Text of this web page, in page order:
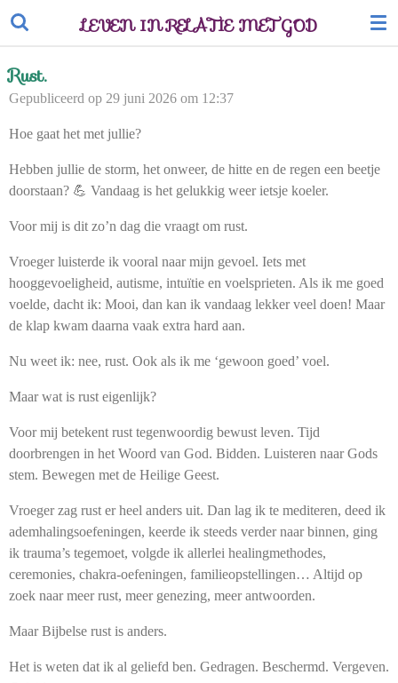
Ga
de
hoofdinhoud
LEVEN IN RELATIE MET GOD
Rust.
Gepubliceerd op 29 juni 2026 om 12:37
Hoe gaat het met jullie?
Hebben jullie de storm, het onweer, de hitte en de regen een beetje
doorstaan? 💪 Vandaag is het gelukkig weer ietsje koeler.
Voor mij is dit zo’n dag die vraagt om rust.
Vroeger luisterde ik vooral naar mijn gevoel. Iets met
hooggevoeligheid, autisme, intuïtie en voelsprieten. Als ik me goed
voelde, dacht ik: Mooi, dan kan ik vandaag lekker veel doen! Maar
de klap kwam daarna vaak extra hard aan.
Nu weet ik: nee, rust. Ook als ik me ‘gewoon goed’ voel.
Maar wat is rust eigenlijk?
Voor mij betekent rust tegenwoordig bewust leven. Tijd
doorbrengen in het Woord van God. Bidden. Luisteren naar Gods
stem. Bewegen met de Heilige Geest.
Vroeger zag rust er heel anders uit. Dan lag ik te mediteren, deed ik
ademhalingsoefeningen, keerde ik steeds verder naar binnen, ging
ik trauma’s tegemoet, volgde ik allerlei healingmethodes,
ceremonies, chakra-oefeningen, familieopstellingen… Altijd op
zoek naar meer rust, meer genezing, meer antwoorden.
Maar Bijbelse rust is anders.
Het is weten dat ik al geliefd ben. Gedragen. Beschermd. Vergeven.